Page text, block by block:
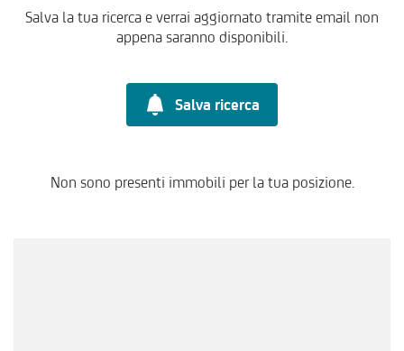
Salva la tua ricerca e verrai aggiornato tramite email non
appena saranno disponibili.
Salva ricerca
Non sono presenti immobili per la tua posizione.